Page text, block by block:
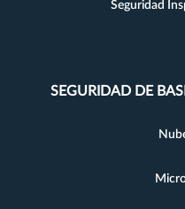
Seguridad
SEGURIDAD DE